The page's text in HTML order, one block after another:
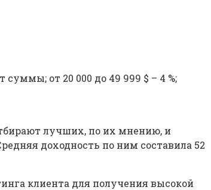
от 20 000 до 49 999 $ – 4 %;
лучших, по их мнению, и
доходность по ним составила 52
клиента для получения высокой